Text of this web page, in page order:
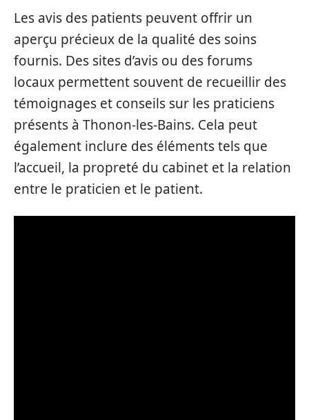
Les avis des patients peuvent offrir un
aperçu précieux de la qualité des soins
fournis. Des sites d’avis ou des forums
locaux permettent souvent de recueillir des
témoignages et conseils sur les praticiens
présents à Thonon-les-Bains. Cela peut
également inclure des éléments tels que
l’accueil, la propreté du cabinet et la relation
entre le praticien et le patient.